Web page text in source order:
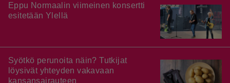
Eppu Normaalin viimeinen konsertti
esitetään Ylellä
Syötkö perunoita näin? Tutkijat
löysivät yhteyden vakavaan
kansansairauteen